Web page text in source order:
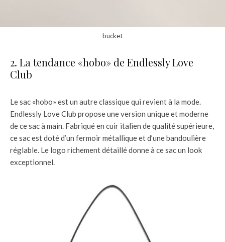
bucket
2. La tendance «hobo» de Endlessly Love
Club
Le sac «hobo» est un autre classique qui revient à la mode.
Endlessly Love Club propose une version unique et moderne
de ce sac à main. Fabriqué en cuir italien de qualité supérieure,
ce sac est doté d’un fermoir métallique et d’une bandoulière
réglable. Le logo richement détaillé donne à ce sac un look
exceptionnel.